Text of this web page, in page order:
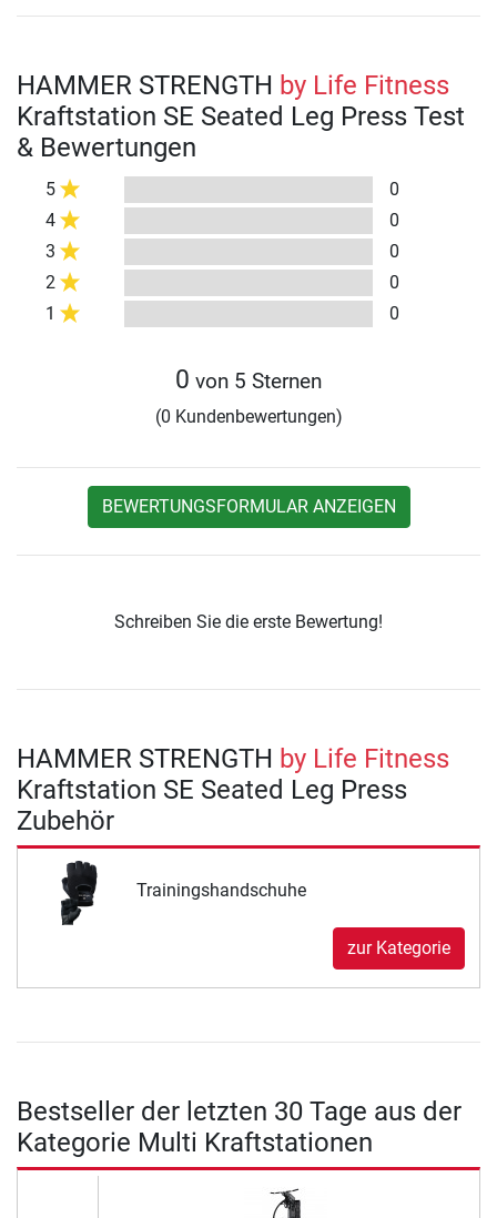
HAMMER STRENGTH by Life Fitness
Kraftstation SE Seated Leg Press Test
& Bewertungen
5
0
4
0
3
0
2
0
1
0
0 von 5 Sternen
(0 Kundenbewertungen)
BEWERTUNGSFORMULAR ANZEIGEN
Schreiben Sie die erste Bewertung!
HAMMER STRENGTH by Life Fitness
Kraftstation SE Seated Leg Press
Zubehör
Trainingshandschuhe
zur Kategorie
Bestseller der letzten 30 Tage aus der
Kategorie Multi Kraftstationen